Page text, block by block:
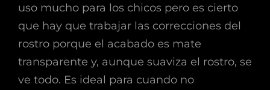
uso mucho para los chicos pero es cierto
que hay que trabajar las correcciones del
rostro porque el acabado es mate
transparente y, aunque suaviza el rostro, se
ve todo. Es ideal para cuando no